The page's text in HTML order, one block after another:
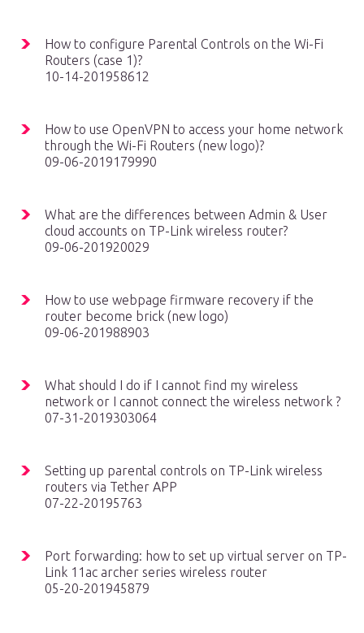
How to configure Parental Controls on the Wi-Fi
Routers (case 1)?
10-14-201958612
How to use OpenVPN to access your home network
through the Wi-Fi Routers (new logo)?
09-06-2019179990
What are the differences between Admin & User
cloud accounts on TP-Link wireless router?
09-06-201920029
How to use webpage firmware recovery if the
router become brick (new logo)
09-06-201988903
What should I do if I cannot find my wireless
network or I cannot connect the wireless network ?
07-31-2019303064
Setting up parental controls on TP-Link wireless
routers via Tether APP
07-22-20195763
Port forwarding: how to set up virtual server on TP-
Link 11ac archer series wireless router
05-20-201945879